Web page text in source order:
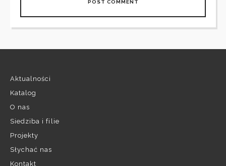
Aktualności
Katalog
O nas
Siedziba i filie
Projekty
Słychać nas
Kontakt